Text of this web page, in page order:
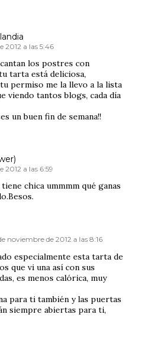
2012 a las 5:46
los postres con
tarta está deliciosa,
permiso me la llevo a la lista
viendo tantos blogs, cada día
un buen fin de semana!!
2012 a las 6:59
chica ummmm qué ganas
noviembre de 2012 a las 8:16
especialmente esta tarta de
que vi una así con sus
es menos calórica, muy
para ti también y las puertas
siempre abiertas para ti,